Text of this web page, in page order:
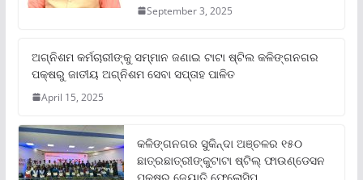
September 3, 2025
ଅଗ୍ନିଶମ କର୍ମଚାରୀଙ୍କୁ ସମ୍ମାନ ଜଣାଇ ଟାଟା ଷ୍ଟିଲ କଳିଙ୍ଗନଗର
ପକ୍ଷରୁ ଜାତୀୟ ଅଗ୍ନିଶମ ସେବା ସପ୍ତାହ ପାଳିତ
April 15, 2025
କଳିଙ୍ଗନଗର ସୁକିନ୍ଦା ଅଞ୍ଚଳର ୧୫୦
ଛାତ୍ରଛାତ୍ରୀଙ୍କୁଟାଟା ଷ୍ଟିଲ୍ ଫାଉଣ୍ଡେସନ
ପକ୍ଷରୁ ଜ୍ୟୋତି ଫେଲୋସିପ୍‌